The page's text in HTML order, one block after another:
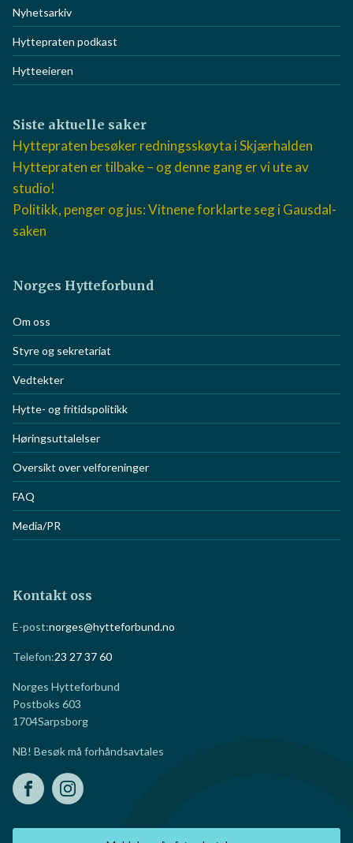
Nyhetsarkiv
Hyttepraten podkast
Hytteeieren
Siste aktuelle saker
Hyttepraten besøker redningsskøyta i Skjærhalden
Hyttepraten er tilbake – og denne gang er vi ute av
studio!
Politikk, penger og jus: Vitnene forklarte seg i Gausdal-
saken
Norges Hytteforbund
Om oss
Styre og sekretariat
Vedtekter
Hytte- og fritidspolitikk
Høringsuttalelser
Oversikt over velforeninger
FAQ
Media/PR
Kontakt oss
E-post:norges@hytteforbund.no
Telefon:23 27 37 60
Norges Hytteforbund
Postboks 603
1704Sarpsborg
NB! Besøk må forhåndsavtales